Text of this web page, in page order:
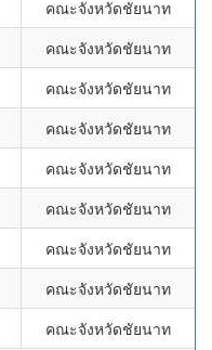
คณะจังหวัดชัยนาท
คณะจังหวัดชัยนาท
คณะจังหวัดชัยนาท
คณะจังหวัดชัยนาท
คณะจังหวัดชัยนาท
คณะจังหวัดชัยนาท
คณะจังหวัดชัยนาท
คณะจังหวัดชัยนาท
คณะจังหวัดชัยนาท